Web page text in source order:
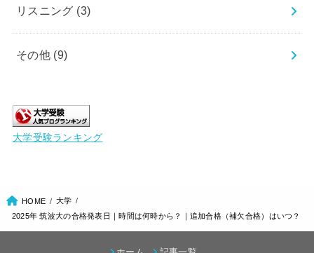
リスニング (3)
その他 (9)
大学受験ランキング
HOME
大学
2025年 筑波大の合格発表日｜時間は何時から？｜追加合格（補欠合格）はいつ？